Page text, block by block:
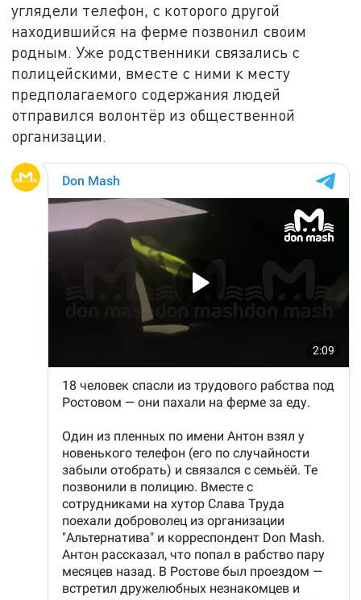
углядели телефон, с которого другой
находившийся на ферме позвонил своим
родным. Уже родственники связались с
полицейскими, вместе с ними к месту
предполагаемого содержания людей
отправился волонтёр из общественной
организации.